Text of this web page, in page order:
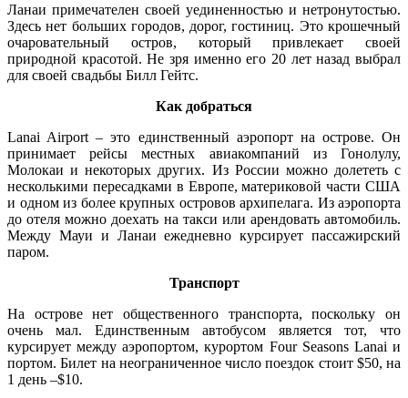
Ланаи примечателен своей уединенностью и нетронутостью.
Здесь нет больших городов, дорог, гостиниц. Это крошечный
очаровательный остров, который привлекает своей
природной красотой. Не зря именно его 20 лет назад выбрал
для своей свадьбы Билл Гейтс.
Как добраться
Lanai Airport – это единственный аэропорт на острове. Он
принимает рейсы местных авиакомпаний из Гонолулу,
Молокаи и некоторых других. Из России можно долететь с
несколькими пересадками в Европе, материковой части США
и одном из более крупных островов архипелага. Из аэропорта
до отеля можно доехать на такси или арендовать автомобиль.
Между Мауи и Ланаи ежедневно курсирует пассажирский
паром.
Транспорт
На острове нет общественного транспорта, поскольку он
очень мал. Единственным автобусом является тот, что
курсирует между аэропортом, курортом Four Seasons Lanai и
портом. Билет на неограниченное число поездок стоит $50, на
1 день –$10.